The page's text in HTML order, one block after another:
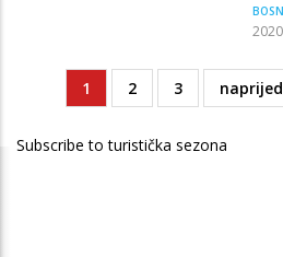
PaginationCurrent
page
1 Page
2 Page
3
Next
page
naprijed
Subscribe to turistička sezona